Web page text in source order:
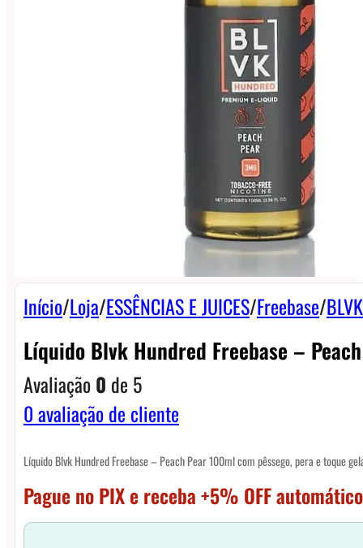
Início/Loja/ESSÊNCIAS E JUICES/Freebase/
Líquido Blvk Hundred Freebase –
Avaliação0 de 5
0avaliação de cliente
Líquido Blvk Hundred Freebase – Peach Pear 100ml com pêssego, pera e toque
Pague no PIX e receba +5% OFF